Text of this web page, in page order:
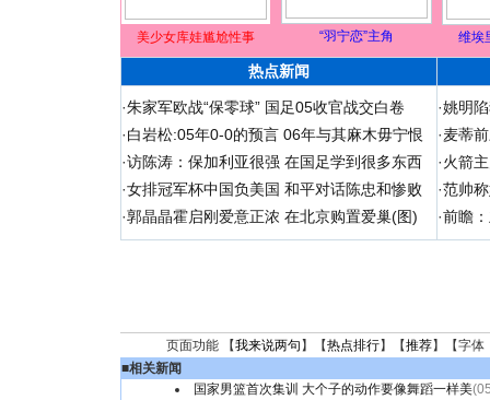
美少女库娃尴尬性事 “羽宁恋”主角 维埃
热点新闻
·朱家军欧战“保零球” 国足05收官战交白卷
·白岩松:05年0-0的预言 06年与其麻木毋宁恨
·访陈涛：保加利亚很强 在国足学到很多东西
·女排冠军杯中国负美国 和平对话陈忠和惨败
·郭晶晶霍启刚爱意正浓 在北京购置爱巢(图)
·姚明
·麦蒂
·火箭
·范帅
·前瞻
页面功能 【我来说两句 】【热点排行】【推荐】【字体
■相关新闻
国家男篮首次集训 大个子的动作要像舞蹈一样美